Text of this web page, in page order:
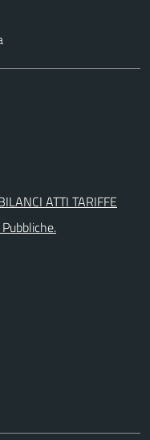
ATTI TARIFFE